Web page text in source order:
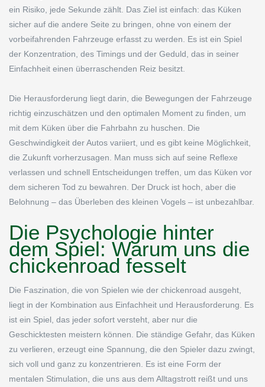
ein Risiko, jede Sekunde zählt. Das Ziel ist einfach: das Küken
sicher auf die andere Seite zu bringen, ohne von einem der
vorbeifahrenden Fahrzeuge erfasst zu werden. Es ist ein Spiel
der Konzentration, des Timings und der Geduld, das in seiner
Einfachheit einen überraschenden Reiz besitzt.
Die Herausforderung liegt darin, die Bewegungen der Fahrzeuge
richtig einzuschätzen und den optimalen Moment zu finden, um
mit dem Küken über die Fahrbahn zu huschen. Die
Geschwindigkeit der Autos variiert, und es gibt keine Möglichkeit,
die Zukunft vorherzusagen. Man muss sich auf seine Reflexe
verlassen und schnell Entscheidungen treffen, um das Küken vor
dem sicheren Tod zu bewahren. Der Druck ist hoch, aber die
Belohnung – das Überleben des kleinen Vogels – ist unbezahlbar.
Die Psychologie hinter
dem Spiel: Warum uns die
chickenroad fesselt
Die Faszination, die von Spielen wie der chickenroad ausgeht,
liegt in der Kombination aus Einfachheit und Herausforderung. Es
ist ein Spiel, das jeder sofort versteht, aber nur die
Geschicktesten meistern können. Die ständige Gefahr, das Küken
zu verlieren, erzeugt eine Spannung, die den Spieler dazu zwingt,
sich voll und ganz zu konzentrieren. Es ist eine Form der
mentalen Stimulation, die uns aus dem Alltagstrott reißt und uns